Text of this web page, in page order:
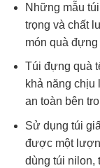
Những mẫu
trọng và chất
món quà đựng
Túi đựng quà
khả năng chịu
an toàn bên
Sử dụng túi
được một
dùng túi nilon,